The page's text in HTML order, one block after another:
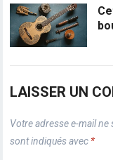
LAISSER UN
Votre adresse e-mail ne
sont indiqués avec *